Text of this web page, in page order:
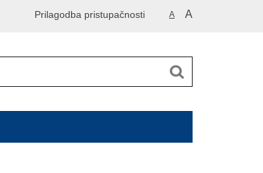
A A
Prilagodba pristupačnosti